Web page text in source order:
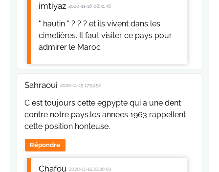
imtiyaz 2020-11-16 08:31:38
" hautin " ? ? ? et ils vivent dans les
cimetières. Il faut visiter ce pays pour
admirer le Maroc
Sahraoui 2020-11-15 17:54:52
C est toujours cette egpypte qui a une dent
contre notre pays.les annees 1963 rappellent
cette position honteuse.
Répondre
Chafou 2020-11-15 23:30:03